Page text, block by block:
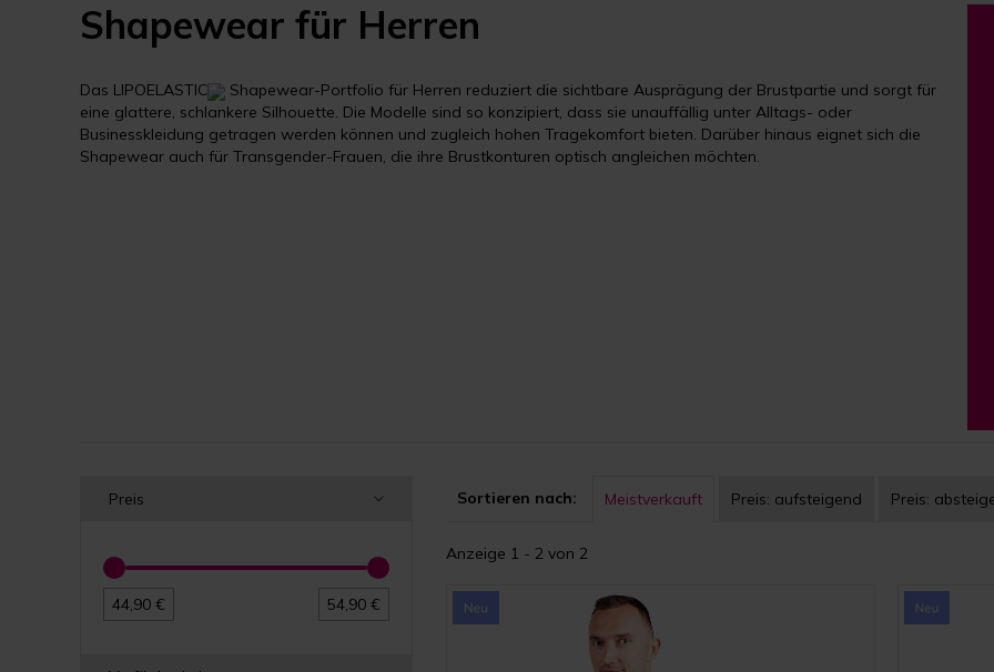
Shapewear für Herren
Das LIPOELASTIC
Shapewear-Portfolio für Herren reduziert die sichtbare Ausprägung der Brustpartie und sorgt für
eine glattere, schlankere Silhouette. Die Modelle sind so konzipiert, dass sie unauffällig unter Alltags- oder
Businesskleidung getragen werden können und zugleich hohen Tragekomfort bieten. Darüber hinaus eignet sich die
Shapewear auch für Transgender-Frauen, die ihre Brustkonturen optisch angleichen möchten.
Preis
44,90 € 54,90 €
Sortieren nach: Meistverkauft Preis: aufsteigend Preis:
Anzeige 1 - 2 von 2